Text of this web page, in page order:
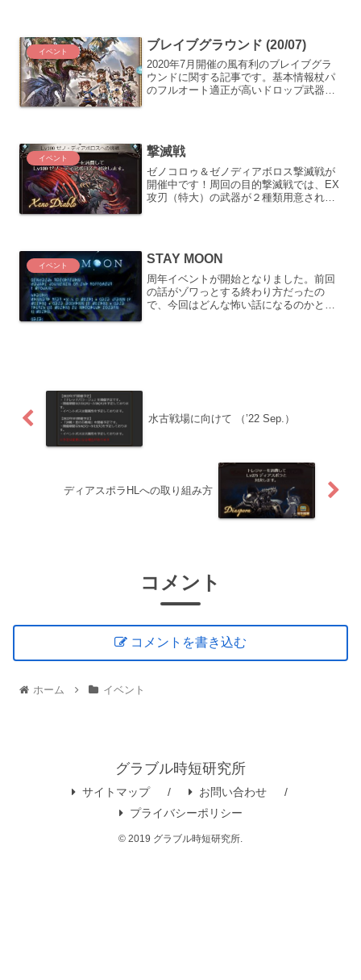
ついては、ひたすら箱を掘っ...
イベント ブレイブグラウンド (20/07)
2020年7月開催の風有利のブレイブグラ
ウンドに関する記事です。基本情報杖パ
のフルオート適正が高いドロップ武器
イベント 撃滅戦
ゼノコロゥ＆ゼノディアボロス撃滅戦が
開催中です！周回の目的撃滅戦では、EX
攻刃（特大）の武器が２種類用意されて
イベント STAY MOON
周年イベントが開始となりました。前回
の話がゾワっとする終わり方だったの
で、今回はどんな怖い話になるのかと思
水古戦場に向けて （’22 Sep.）
ディアスポラHLへの取り組み方
コメント
コメントを書き込む
ホーム イベント
グラブル時短研究所
サイトマップ
お問い合わせ
プライバシーポリシー
© 2019 グラブル時短研究所.